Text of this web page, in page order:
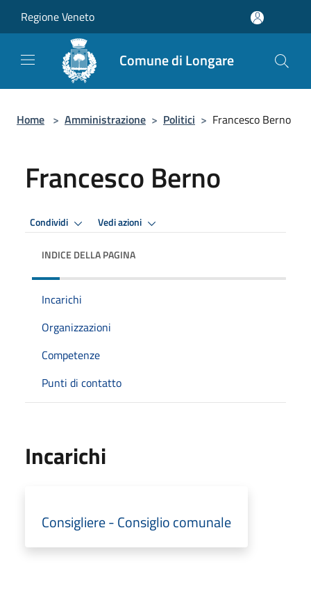
Regione Veneto
Comune di Longare
Home > Amministrazione > Politici > Francesco Berno
Francesco Berno
Condividi Vedi azioni
INDICE DELLA PAGINA
Incarichi
Organizzazioni
Competenze
Punti di contatto
Incarichi
Consigliere - Consiglio comunale